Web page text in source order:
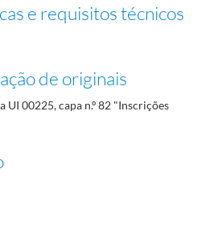
e requisitos técnicos
de originais
00225, capa n.º 82 "Inscrições